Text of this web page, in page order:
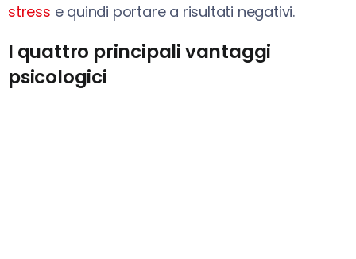
stress e quindi portare a risultati negativi.
I quattro principali vantaggi
psicologici